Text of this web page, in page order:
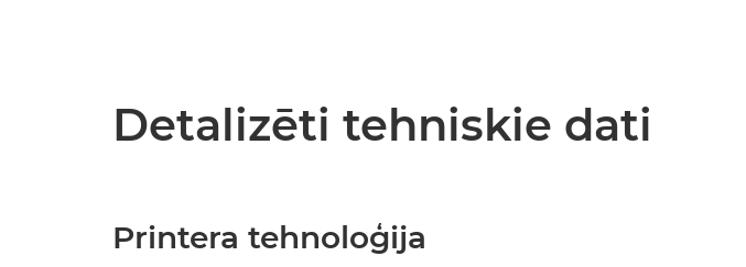
Detalizēti tehniskie dati
Printera tehnoloģija